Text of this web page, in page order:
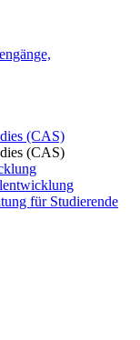
(CAS)
(CAS)
für Studierende